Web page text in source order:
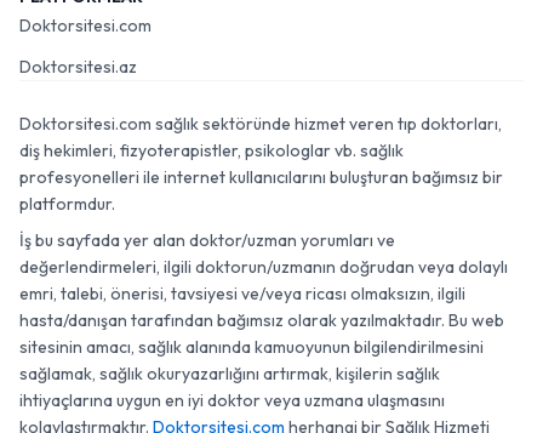
Doktorsitesi.com
Doktorsitesi.az
Doktorsitesi.com sağlık sektöründe hizmet veren tıp doktorları,
diş hekimleri, fizyoterapistler, psikologlar vb. sağlık
profesyonelleri ile internet kullanıcılarını buluşturan bağımsız bir
platformdur.
İş bu sayfada yer alan doktor/uzman yorumları ve
değerlendirmeleri, ilgili doktorun/uzmanın doğrudan veya dolaylı
emri, talebi, önerisi, tavsiyesi ve/veya ricası olmaksızın, ilgili
hasta/danışan tarafından bağımsız olarak yazılmaktadır. Bu web
sitesinin amacı, sağlık alanında kamuoyunun bilgilendirilmesini
sağlamak, sağlık okuryazarlığını artırmak, kişilerin sağlık
ihtiyaçlarına uygun en iyi doktor veya uzmana ulaşmasını
kolaylaştırmaktır. Doktorsitesi.com herhangi bir Sağlık Hizmeti